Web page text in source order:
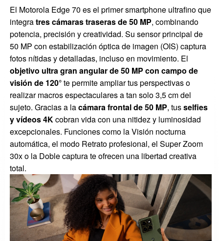
El Motorola Edge 70 es el primer smartphone ultrafino que
integratres cámaras traseras de 50 MP, combinando
potencia, precisión y creatividad. Su sensor principal de
50 MP con estabilización óptica de imagen (OIS) captura
fotos nítidas y detalladas, incluso en movimiento. El
objetivo ultra gran angular de 50 MP con campo de
visión de 120°te permite ampliar tus perspectivas o
realizar macros espectaculares a tan solo 3,5 cm del
sujeto. Gracias a lacámara frontal de 50 MP, tusselfies
y vídeos 4Kcobran vida con una nitidez y luminosidad
excepcionales. Funciones como la Visión nocturna
automática, el modo Retrato profesional, el Super Zoom
30x o la Doble captura te ofrecen una libertad creativa
total.